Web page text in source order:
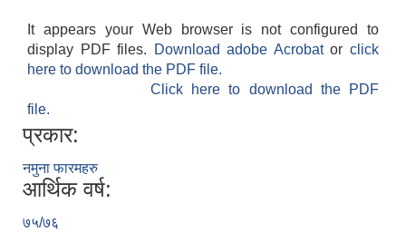
It appears your Web browser is not configured to
display PDF files.
Download adobe Acrobatorclick
here to download the PDF file.
Click here to download the PDF
file.
प्रकार:
नमुना फारमहरु
आर्थिक वर्ष:
७५/७६